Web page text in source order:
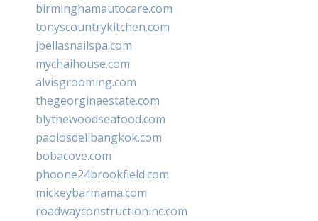
birminghamautocare.com
tonyscountrykitchen.com
jbellasnailspa.com
mychaihouse.com
alvisgrooming.com
thegeorginaestate.com
blythewoodseafood.com
paolosdelibangkok.com
bobacove.com
phoone24brookfield.com
mickeybarmama.com
roadwayconstructioninc.com